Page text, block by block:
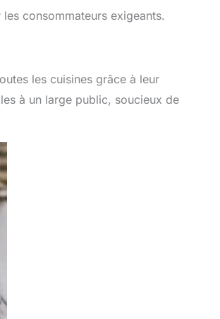
consommateurs exigeants.
les cuisines grâce à leur
à un large public, soucieux de